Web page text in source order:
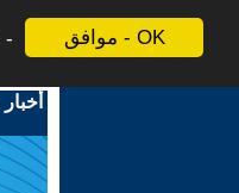
موافق - OK